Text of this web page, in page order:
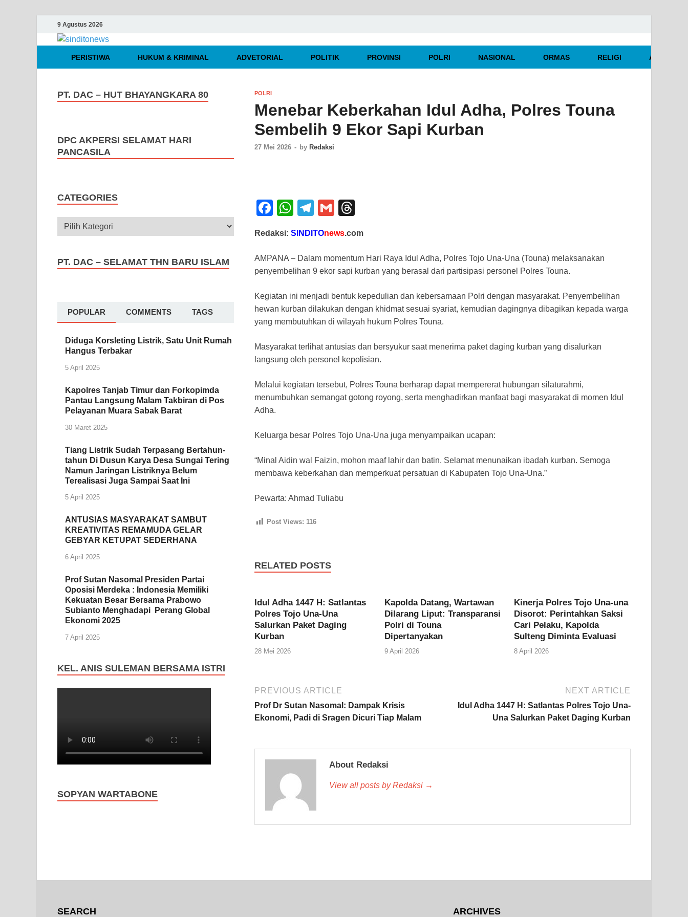
9 Agustus 2026
sinditonews
Media Independen Faktual dan Terpercaya
PERISTIWA
HUKUM & KRIMINAL ADVETORIAL POLITIK PROVINSI POLRI NASIONAL ORMAS RELIGI ARTIKEL
POLRI
Menebar Keberkahan Idul Adha, Polres Touna
Sembelih 9 Ekor Sapi Kurban
27 Mei 2026 - by Redaksi
F
c
e
b
o
o
k
W
at
s
A
p
p
T
e
gr
a
m
G
ail e
a
d
s
Redaksi: SINDITOnews.com
AMPANA – Dalam momentum Hari Raya Idul Adha, Polres Tojo Una-Una (Touna) melaksanakan
penyembelihan 9 ekor sapi kurban yang berasal dari partisipasi personel Polres Touna.
Kegiatan ini menjadi bentuk kepedulian dan kebersamaan Polri dengan masyarakat. Penyembelihan
hewan kurban dilakukan dengan khidmat sesuai syariat, kemudian dagingnya dibagikan kepada warga
yang membutuhkan di wilayah hukum Polres Touna.
Masyarakat terlihat antusias dan bersyukur saat menerima paket daging kurban yang disalurkan
langsung oleh personel kepolisian.
Melalui kegiatan tersebut, Polres Touna berharap dapat mempererat hubungan silaturahmi,
menumbuhkan semangat gotong royong, serta menghadirkan manfaat bagi masyarakat di momen Idul
Adha.
Keluarga besar Polres Tojo Una-Una juga menyampaikan ucapan:
“Minal Aidin wal Faizin, mohon maaf lahir dan batin. Selamat menunaikan ibadah kurban. Semoga
membawa keberkahan dan memperkuat persatuan di Kabupaten Tojo Una-Una.”
Pewarta: Ahmad Tuliabu
Post Views: 116
RELATED POSTS
Idul Adha 1447 H: Satlantas
Polres Tojo Una-Una
Salurkan Paket Daging
Kurban
28 Mei 2026
Kapolda Datang, Wartawan
Dilarang Liput: Transparansi
Polri di Touna
Dipertanyakan
9 April 2026
Kinerja Polres Tojo Una-una
Disorot: Perintahkan Saksi
Cari Pelaku, Kapolda
Sulteng Diminta Evaluasi
8 April 2026
PREVIOUS ARTICLE
Prof Dr Sutan Nasomal: Dampak Krisis
Ekonomi, Padi di Sragen Dicuri Tiap Malam
NEXT ARTICLE
Idul Adha 1447 H: Satlantas Polres Tojo Una-
Una Salurkan Paket Daging Kurban
About Redaksi
View all posts by Redaksi →
PT. DAC – HUT BHAYANGKARA 80
DPC AKPERSI SELAMAT HARI
PANCASILA
CATEGORIES
PT. DAC – SELAMAT THN BARU ISLAM
POPULAR COMMENTS TAGS
Diduga Korsleting Listrik, Satu Unit Rumah
Hangus Terbakar
5 April 2025
Kapolres Tanjab Timur dan Forkopimda
Pantau Langsung Malam Takbiran di Pos
Pelayanan Muara Sabak Barat
30 Maret 2025
Tiang Listrik Sudah Terpasang Bertahun-
tahun Di Dusun Karya Desa Sungai Tering
Namun Jaringan Listriknya Belum
Terealisasi Juga Sampai Saat Ini
5 April 2025
ANTUSIAS MASYARAKAT SAMBUT
KREATIVITAS REMAMUDA GELAR
GEBYAR KETUPAT SEDERHANA
6 April 2025
Prof Sutan Nasomal Presiden Partai
Oposisi Merdeka : Indonesia Memiliki
Kekuatan Besar Bersama Prabowo
Subianto Menghadapi Perang Global
Ekonomi 2025
7 April 2025
KEL. ANIS SULEMAN BERSAMA ISTRI
SOPYAN WARTABONE
SEARCH ARCHIVES